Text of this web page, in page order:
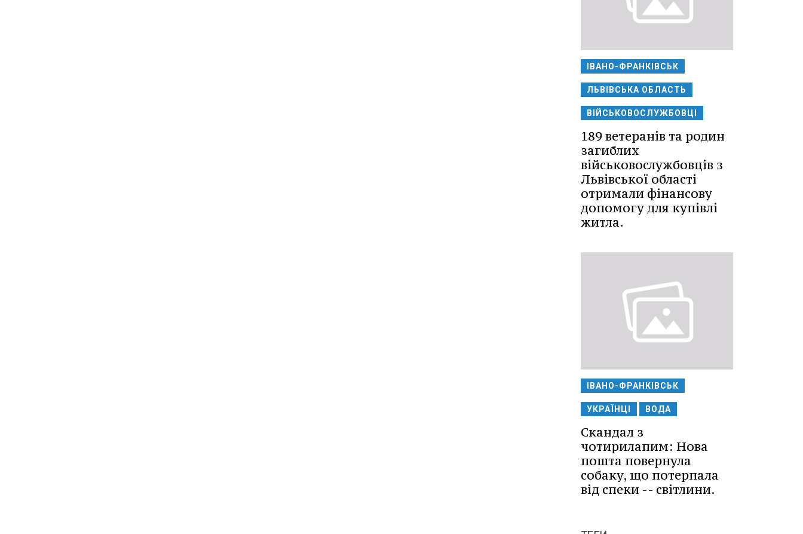
ІВАНО-ФРАНКІВСЬК
ЛЬВІВСЬКА ОБЛАСТЬ
ВІЙСЬКОВОСЛУЖБОВЦІ
189 ветеранів та родин
загиблих
військовослужбовців з
Львівської області
отримали фінансову
допомогу для купівлі
житла.
ІВАНО-ФРАНКІВСЬК
УКРАЇНЦІ ВОДА
Скандал з
чотирилапим: Нова
пошта повернула
собаку, що потерпала
від спеки -- світлини.